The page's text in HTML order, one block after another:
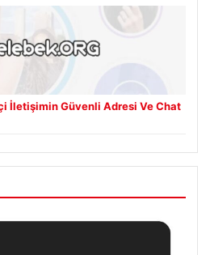
İletişimin Güvenli Adresi Ve Chat